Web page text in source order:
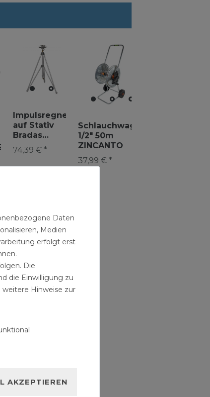
Impulsregner
auf Stativ
Bradas
WHITE LINE
74,39 € *
Schlauchwagen
1/2" 50m
ZINCANTO
37,99 € *
Daten
Medien
erfolgt erst
Die
die Einwilligung zu
weitere Hinweise zur
AKZEPTIEREN